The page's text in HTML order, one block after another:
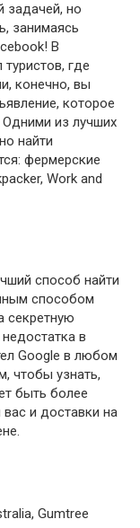
задачей, но
занимаясь
В
где
конечно, вы
которое
Одними из лучших
найти
фермерские
Work and
способ найти
способом
секретную
в
Google в любом
чтобы узнать,
быть более
и доставки на
Gumtree